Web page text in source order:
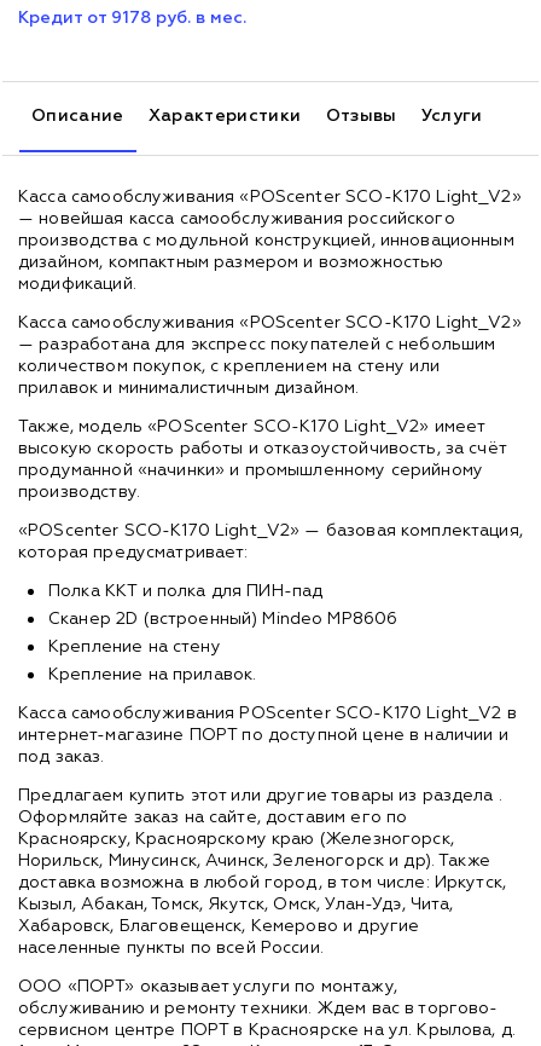
Кредит от 9178 руб. в мес.
Описание Характеристики Отзывы Услуги
Касса самообслуживания «POScenter SCO-K170 Light_V2»
— новейшая касса самообслуживания российского
производства с модульной конструкцией, инновационным
дизайном, компактным размером и возможностью
модификаций.
Касса самообслуживания «POScenter SCO-K170 Light_V2»
— разработана для экспресс покупателей с небольшим
количеством покупок, с креплением на стену или
прилавок и минималистичным дизайном.
Также, модель «POScenter SCO-K170 Light_V2» имеет
высокую скорость работы и отказоустойчивость, за счёт
продуманной «начинки» и промышленному серийному
производству.
«POScenter SCO-K170 Light_V2» — базовая комплектация,
которая предусматривает:
Полка ККТ и полка для ПИН-пад
Сканер 2D (встроенный) Mindeo MP8606
Крепление на стену
Крепление на прилавок.
Касса самообслуживания POScenter SCO-K170 Light_V2 в
интернет-магазине ПОРТ по доступной цене в наличии и
под заказ.
Предлагаем купить этот или другие товары из раздела .
Оформляйте заказ на сайте, доставим его по
Красноярску, Красноярскому краю (Железногорск,
Норильск, Минусинск, Ачинск, Зеленогорск и др). Также
доставка возможна в любой город, в том числе: Иркутск,
Кызыл, Абакан, Томск, Якутск, Омск, Улан-Удэ, Чита,
Хабаровск, Благовещенск, Кемерово и другие
населенные пункты по всей России.
ООО «ПОРТ» оказывает услуги по монтажу,
обслуживанию и ремонту техники. Ждем вас в торгово-
сервисном центре ПОРТ в Красноярске на ул. Крылова, д.